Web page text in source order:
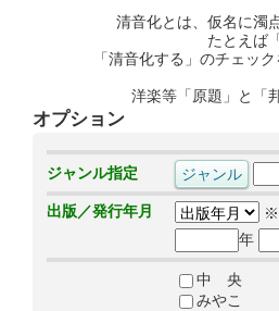
清音化とは、仮名に濁
たとえば
「清音化する」のチェッ
洋楽等「原題」と「
オプション
ジャンル指定
出版／発行年月
※
年
中 央
みやこ